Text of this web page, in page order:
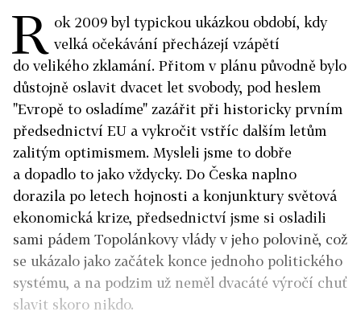
R ok 2009 byl typickou ukázkou období, kdy
velká očekávání přecházejí vzápětí
do velikého zklamání. Přitom v plánu původně bylo
důstojně oslavit dvacet let svobody, pod heslem
"Evropě to osladíme" zazářit při historicky prvním
předsednictví EU a vykročit vstříc dalším letům
zalitým optimismem. Mysleli jsme to dobře
a dopadlo to jako vždycky. Do Česka naplno
dorazila po letech hojnosti a konjunktury světová
ekonomická krize, předsednictví jsme si osladili
sami pádem Topolánkovy vlády v jeho polovině, což
se ukázalo jako začátek konce jednoho politického
systému, a na podzim už neměl dvacáté výročí chuť
slavit skoro nikdo.